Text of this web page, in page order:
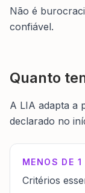
Não é
confiável.
Quanto
A LIA adapta a
declarado no
MENOS DE
Critérios